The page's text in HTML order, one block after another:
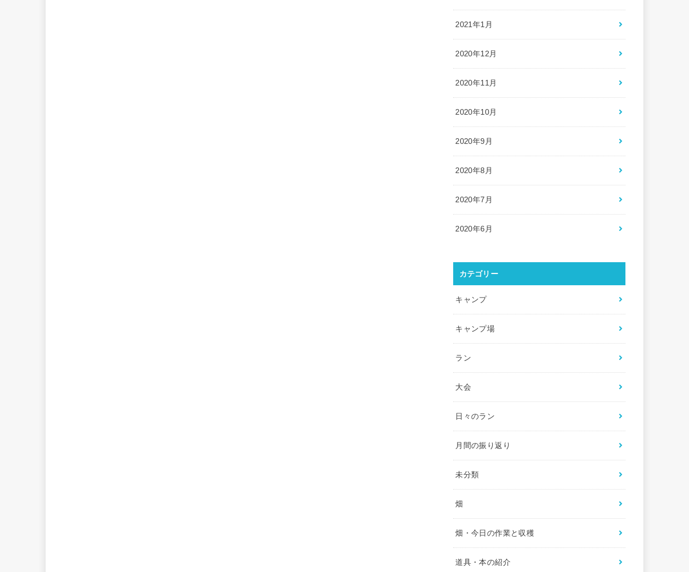
2021年1月
2020年12月
2020年11月
2020年10月
2020年9月
2020年8月
2020年7月
2020年6月
カテゴリー
キャンプ
キャンプ場
ラン
大会
日々のラン
月間の振り返り
未分類
畑
畑・今日の作業と収穫
道具・本の紹介